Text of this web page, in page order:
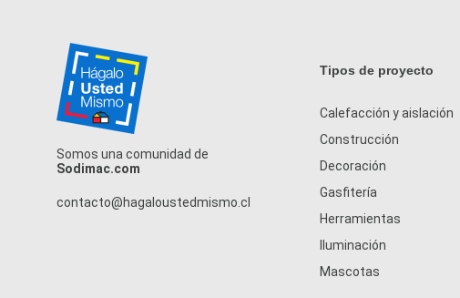
Somos una comunidad de
Sodimac.com
contacto@hagaloustedmismo.cl
Tipos de proyecto
Calefacción y aislación
Construcción
Decoración
Gasfitería
Herramientas
Iluminación
Mascotas